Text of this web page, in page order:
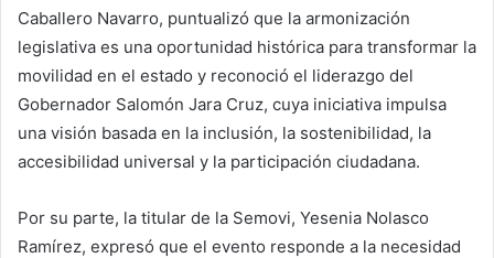
Caballero Navarro, puntualizó que la armonización
legislativa es una oportunidad histórica para transformar la
movilidad en el estado y reconoció el liderazgo del
Gobernador Salomón Jara Cruz, cuya iniciativa impulsa
una visión basada en la inclusión, la sostenibilidad, la
accesibilidad universal y la participación ciudadana.
Por su parte, la titular de la Semovi, Yesenia Nolasco
Ramírez, expresó que el evento responde a la necesidad